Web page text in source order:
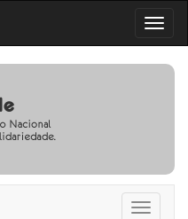
Toggle